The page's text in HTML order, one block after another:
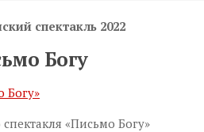
спектакль 2022
Богу
Богу»
«Письмо Богу»